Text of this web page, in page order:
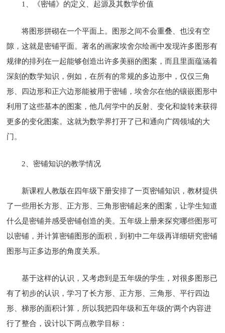
1、《密铺》的定义、起源及其数学价值
将图形拼砌在一个平面上。图形之间不会重叠、也没有空
隙，这就是密铺平面。著名的画家埃舍尔绘画中发现许多图形有
规律的排列在一起能够创造出许多美丽的图案，而且里面蕴涵着
深刻的数学知识，例如，在所有的常规的多边形中，仅仅三角
形、四边形和正六边形能被用于密铺，埃舍尔在他的镶嵌图形中
利用了这些基本的图案，他几何学中的反射、变化和旋转来获得
更多的变化图案。这就为数学界打开了已和通向广阔领域的大
门。
2、密铺知识的教学情况
新课程人教版在四年级下册安排了一页密铺知识，教材提供
了一些用长方形、正方形、三角形密铺起来的图案，让学生知道
什么是密铺并感受密铺创造的美。五年级上册来探究哪些图形可
以密铺，并计算密铺图形的面积，到初中二年级再详细研究密铺
图形与正多边形的角度关系。
基于这样的认识，又考虑到是五年级的学生，对很多图形已
有了初步的认识，学习了长方形、正方形、三角形、平行四边
形、梯形的面积计算，所以我把四年级和五年级的'两个内容进
行了整合，设计以下两点教学目标：